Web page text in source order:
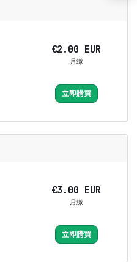
€2.00 EUR
月繳
立即購買
€3.00 EUR
月繳
立即購買